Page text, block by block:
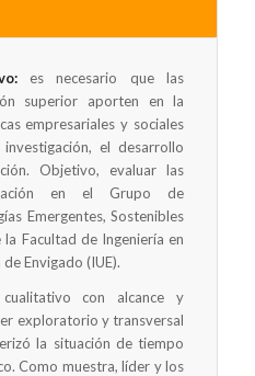
es necesario que las
superior aporten en la
empresariales y sociales
el desarrollo
Objetivo, evaluar las
en el Grupo de
Emergentes, Sostenibles
Facultad de Ingeniería en
Envigado (IUE).
con alcance y
exploratorio y transversal
la situación de tiempo
Como muestra, líder y los